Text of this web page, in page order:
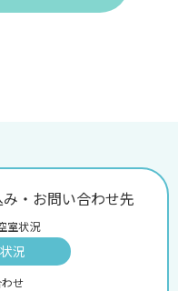
・お問い合わせ先
室状況
況
せ